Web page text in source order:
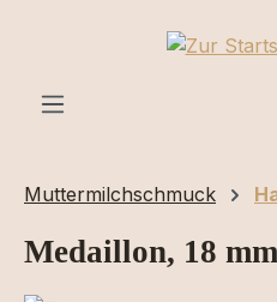
Zum Hauptinhalt springen
Muttermilchschmuck
Medaillon, 18